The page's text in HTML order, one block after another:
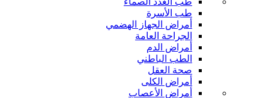
طب الأسرة
أمراض الجهاز الهضمي
الجراحة العامة
أمراض الدم
الطب الباطني
صحة العقل
أمراض الكلى
أمراض الأعصاب